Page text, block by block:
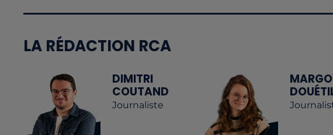
LA RÉDACTION RCA
DIMITRI
COUTAND
Journaliste